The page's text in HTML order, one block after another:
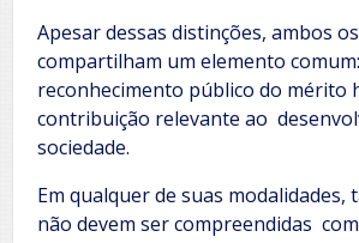
Apesar dessas distinções, ambos
compartilham um elemento
reconhecimento público do mérito
contribuição relevante ao
sociedade.
Em qualquer de suas modalidades,
não devem ser compreendidas